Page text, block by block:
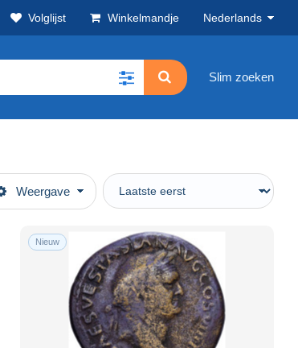
Volglijst Winkelmandje Nederlands
Slim zoeken
Weergave
Nieuw